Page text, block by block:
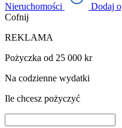
Nieruchomości Dodaj
Cofnij
REKLAMA
Pożyczka od 25 000 kr
Na codzienne wydatki
Ile chcesz pożyczyć